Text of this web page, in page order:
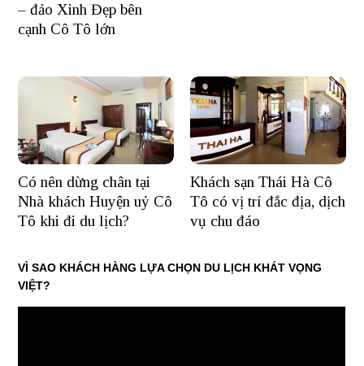
– đảo Xinh Đẹp bên
cạnh Cô Tô lớn
Có nên dừng chân tại
Nhà khách Huyện uỷ Cô
Tô khi đi du lịch?
Khách sạn Thái Hà Cô
Tô có vị trí đắc địa, dịch
vụ chu đáo
VÌ SAO KHÁCH HÀNG LỰA CHỌN DU LỊCH KHÁT VỌNG
VIỆT?